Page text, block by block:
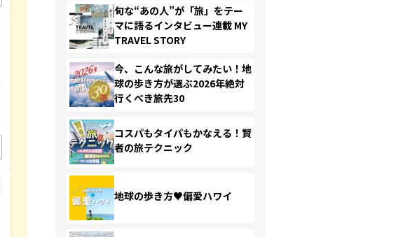
旬な“あの人”が「旅」をテー
マに語るインタビュー連載 MY
TRAVEL STORY
今、こんな旅がしてみたい！地
球の歩き方が選ぶ2026年絶対
行くべき旅先30
コスパもタイパもかなえる！賢
者の旅テクニック
地球の歩き方♥偏愛ハワイ